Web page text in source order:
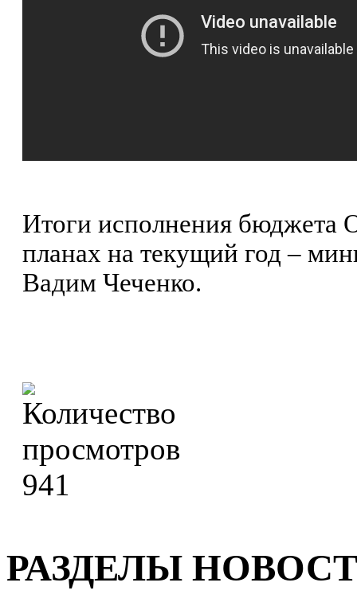
Итоги исполнения бюджета
планах на текущий год –
Вадим Чеченко.
941
РАЗДЕЛЫ